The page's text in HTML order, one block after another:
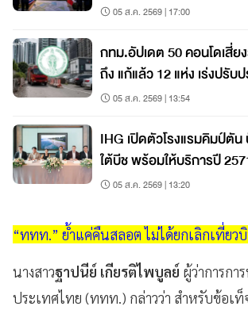
05 ส.ค. 2569 | 17:00
กทม.อัปเดต 50 คอนโดเสี่ย
ถึง แก้แล้ว 12 แห่ง เร่งปรับ
05 ส.ค. 2569 | 13:54
IHG เปิดตัวโรงแรมคิมป์ตัน
ใต้บีช พร้อมให้บริการปี
05 ส.ค. 2569 | 13:20
“ททท.” ย้ำแค่คืนสลอต ไม่ได้ยกเลิกเที่ยว
นางสาวฐาปนีย์ เกียรติไพบูลย์ ผู้ว่าการกา
ประเทศไทย (ททท.) กล่าวว่า สำหรับข้อเท็จ